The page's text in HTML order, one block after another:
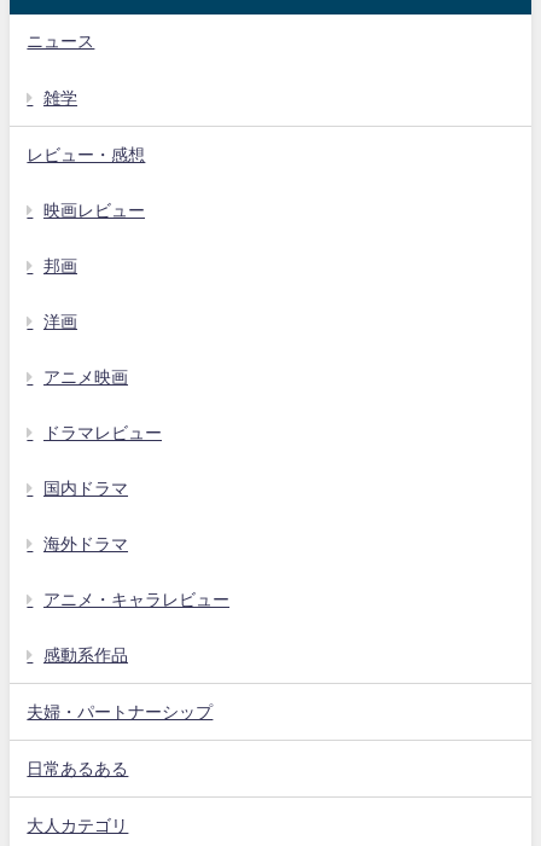
ニュース
雑学
レビュー・感想
映画レビュー
邦画
洋画
アニメ映画
ドラマレビュー
国内ドラマ
海外ドラマ
アニメ・キャラレビュー
感動系作品
夫婦・パートナーシップ
日常あるある
大人カテゴリ